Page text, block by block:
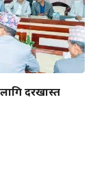
दरखास्त